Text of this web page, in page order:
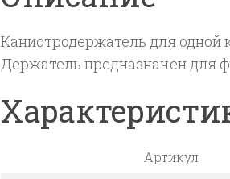
Канистродержатель для
Держатель предназначен для
Артикул